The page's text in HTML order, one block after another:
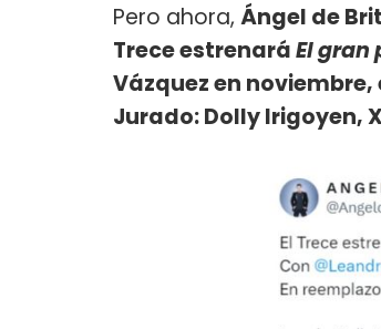
Pero ahora, Ángel de
Trece estrenaráEl gran
Vázquez en
Jurado: Dolly Irigoyen,